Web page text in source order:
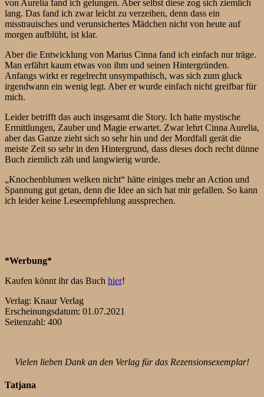
von Aurelia fand ich gelungen. Aber selbst diese zog sich ziemlich
lang. Das fand ich zwar leicht zu verzeihen, denn dass ein
misstrauisches und verunsichertes Mädchen nicht von heute auf
morgen aufblüht, ist klar.
Aber die Entwicklung von Marius Cinna fand ich einfach nur träge.
Man erfährt kaum etwas von ihm und seinen Hintergründen.
Anfangs wirkt er regelrecht unsympathisch, was sich zum gluck
irgendwann ein wenig legt. Aber er wurde einfach nicht greifbar für
mich.
Leider betrifft das auch insgesamt die Story. Ich hatte mystische
Ermittlungen, Zauber und Magie erwartet. Zwar lehrt Cinna Aurelia,
aber das Ganze zieht sich so sehr hin und der Mordfall gerät die
meiste Zeit so sehr in den Hintergrund, dass dieses doch recht dünne
Buch ziemlich zäh und langwierig wurde.
„Knochenblumen welken nicht“ hätte einiges mehr an Action und
Spannung gut getan, denn die Idee an sich hat mir gefallen. So kann
ich leider keine Leseempfehlung aussprechen.
*Werbung*
Kaufen könnt ihr das Buch hier!
Verlag: Knaur Verlag
Erscheinungsdatum: 01.07.2021
Seitenzahl: 400
Vielen lieben Dank an den Verlag für das Rezensionsexemplar!
Tatjana